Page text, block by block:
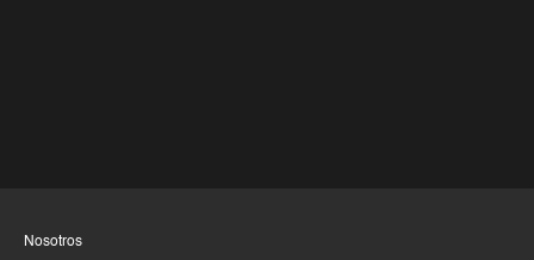
Nosotros